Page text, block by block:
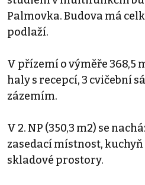
Palmovka. Budova má
podlaží.
V přízemí o výměře 368,5
haly s recepcí, 3 cvičební
zázemím.
V 2. NP (350,3 m2) se
zasedací místnost,
skladové prostory.